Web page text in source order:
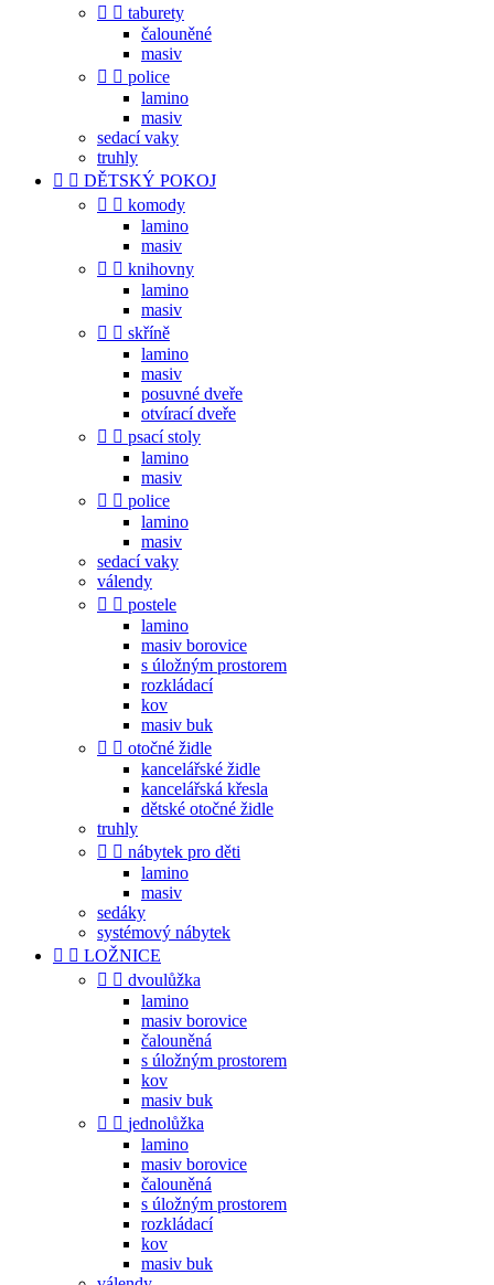
  taburety
čalouněné
masiv
  police
lamino
masiv
sedací vaky
truhly
  DĚTSKÝ POKOJ
  komody
lamino
masiv
  knihovny
lamino
masiv
  skříně
lamino
masiv
posuvné dveře
otvírací dveře
  psací stoly
lamino
masiv
  police
lamino
masiv
sedací vaky
válendy
  postele
lamino
masiv borovice
s úložným prostorem
rozkládací
kov
masiv buk
  otočné židle
kancelářské židle
kancelářská křesla
dětské otočné židle
truhly
  nábytek pro děti
lamino
masiv
sedáky
systémový nábytek
  LOŽNICE
  dvoulůžka
lamino
masiv borovice
čalouněná
s úložným prostorem
kov
masiv buk
  jednolůžka
lamino
masiv borovice
čalouněná
s úložným prostorem
rozkládací
kov
masiv buk